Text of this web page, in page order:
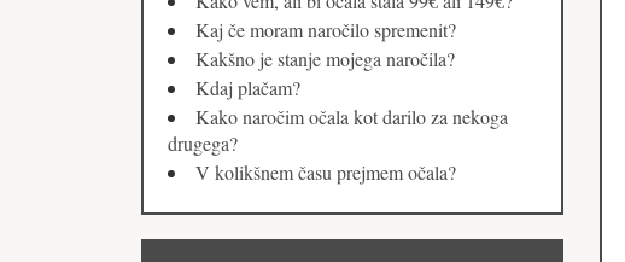
Kaj če moram naročilo spremenit?
Kakšno je stanje mojega naročila?
Kdaj plačam?
Kako naročim očala kot darilo za nekoga
drugega?
V kolikšnem času prejmem očala?